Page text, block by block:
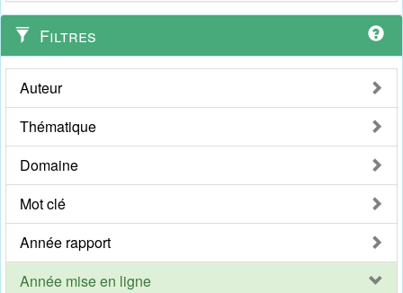
Filtres
Auteur
Thématique
Domaine
Mot clé
Année rapport
Année mise en ligne